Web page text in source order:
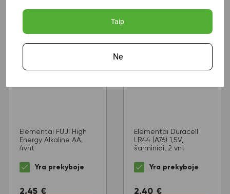
Elementai FUJI High
Energy Alkaline AA,
4vnt
Yra prekyboje
2,45 €
Elementai Duracell
LR44 (A76) 1,5V,
šarminiai, 2 vnt
Yra prekyboje
2,40 €
Taip
Ne